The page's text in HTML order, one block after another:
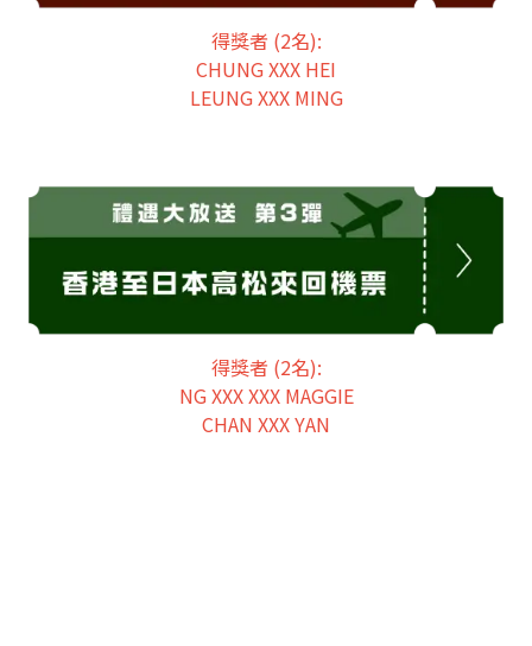
得獎者 (2名):
CHUNG XXX HEI
LEUNG XXX MING
得獎者 (2名):
NG XXX XXX MAGGIE
CHAN XXX YAN